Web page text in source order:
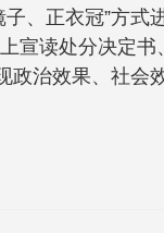
、正衣冠”方
宣读处分决定
治效果、社会